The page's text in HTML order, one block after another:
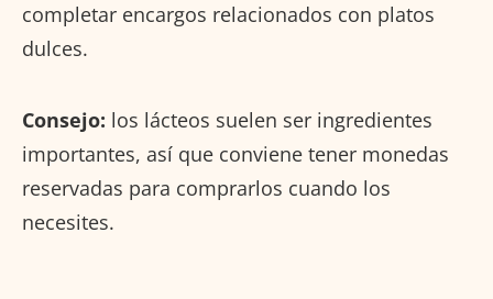
completar encargos relacionados con platos
dulces.
Consejo: los lácteos suelen ser ingredientes
importantes, así que conviene tener monedas
reservadas para comprarlos cuando los
necesites.